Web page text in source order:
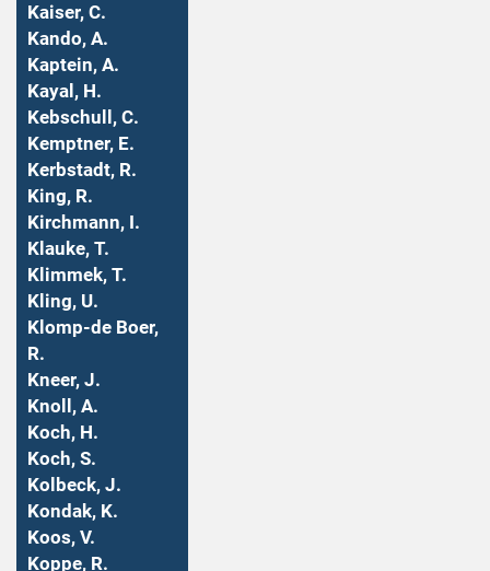
Kaiser, C.
Kando, A.
Kaptein, A.
Kayal, H.
Kebschull, C.
Kemptner, E.
Kerbstadt, R.
King, R.
Kirchmann, I.
Klauke, T.
Klimmek, T.
Kling, U.
Klomp-de Boer,
R.
Kneer, J.
Knoll, A.
Koch, H.
Koch, S.
Kolbeck, J.
Kondak, K.
Koos, V.
Koppe, R.